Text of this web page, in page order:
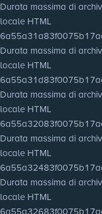
Durata massima di
locale HTML
Durata massima di
locale HTML
Durata massima di
locale HTML
Durata massima di
locale HTML
Durata massima di
locale HTML